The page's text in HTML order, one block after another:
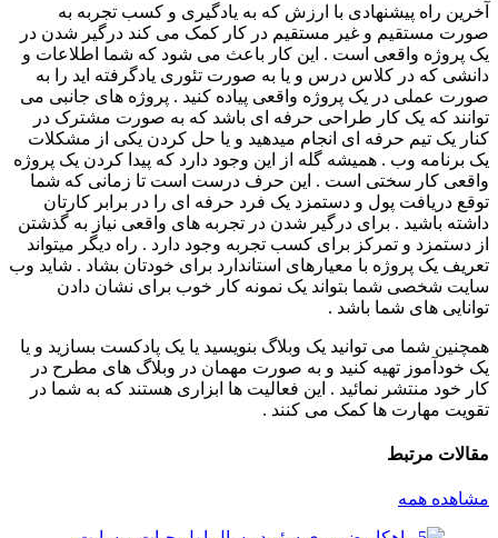
آخرین راه پیشنهادی با ارزش که به یادگیری و کسب تجربه به
صورت مستقیم و غیر مستقیم در کار کمک می کند درگیر شدن در
یک پروژه واقعی است . این کار باعث می شود که شما اطلاعات و
دانشی که در کلاس درس و یا به صورت تئوری یادگرفته اید را به
صورت عملی در یک پروژه واقعی پیاده کنید . پروژه های جانبی می
توانند که یک کار طراحی حرفه ای باشد که به صورت مشترک در
کنار یک تیم حرفه ای انجام میدهید و یا حل کردن یکی از مشکلات
یک برنامه وب . همیشه گله از این وجود دارد که پیدا کردن یک پروژه
واقعی کار سختی است . این حرف درست است تا زمانی که شما
توقع دریافت پول و دستمزد یک فرد حرفه ای را در برابر کارتان
داشته باشید . برای درگیر شدن در تجربه های واقعی نیاز به گذشتن
از دستمزد و تمرکز برای کسب تجربه وجود دارد . راه دیگر میتواند
تعریف یک پروژه با معیارهای استاندارد برای خودتان بشاد . شاید وب
سایت شخصی شما بتواند یک نمونه کار خوب برای نشان دادن
توانایی های شما باشد .
همچنین شما می توانید یک وبلاگ بنویسید یا یک پادکست بسازید و یا
یک خودآموز تهیه کنید و به صورت مهمان در وبلاگ های مطرح در
کار خود منتشر نمائید . این فعالیت ها ابزاری هستند که به شما در
تقویت مهارت ها کمک می کنند .
مقالات مرتبط
مشاهده همه